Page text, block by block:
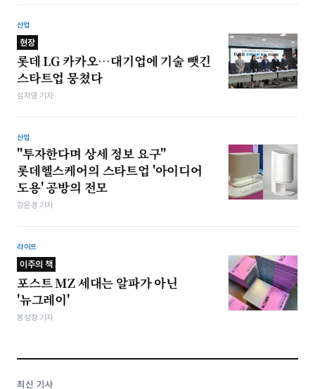
산업
현장
롯데 LG 카카오…대기업에 기술 뺏긴
스타트업 뭉쳤다
심지영 기자
산업
"투자한다며 상세 정보 요구"
롯데헬스케어의 스타트업 '아이디어
도용' 공방의 전모
강은경 기자
라이프
이주의 책
포스트 MZ 세대는 알파가 아닌
'뉴그레이'
봉성창 기자
최신 기사